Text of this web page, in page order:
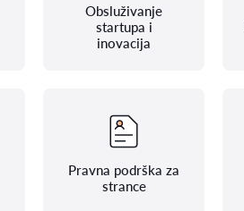
Obsluživanje
startupa i
inovacija
Pravna podrška za
strance